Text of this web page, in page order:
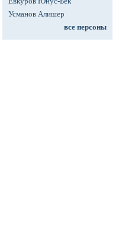
Усманов Алишер
все персоны